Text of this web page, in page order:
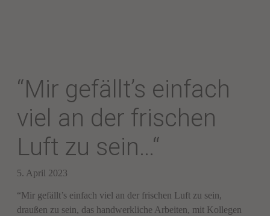
“Mir gefällt’s einfach
viel an der frischen
Luft zu sein…“
5. April 2023
“Mir gefällt’s einfach viel an der frischen Luft zu sein,
draußen zu sein, das handwerkliche Arbeiten, mit Kollegen